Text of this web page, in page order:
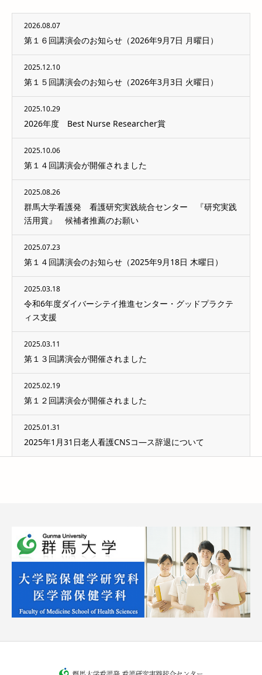
2026.08.07
第１６回講演会のお知らせ（2026年9月7日 月曜日）
2025.12.10
第１５回講演会のお知らせ（2026年3月3日 火曜日）
2025.10.29
2026年度 Best Nurse Researcher賞
2025.10.06
第１４回講演会が開催されました
2025.08.26
群馬大学看護発 看護研究実践統合センター 『研究実践
活用賞』 候補者推薦のお願い
2025.07.23
第１４回講演会のお知らせ（2025年9月18日 木曜日）
2025.03.18
令和6年度ダイバーシテイ推進センター・グッドプラクテ
ィス支援
2025.03.11
第１３回講演会が開催されました
2025.02.19
第１２回講演会が開催されました
2025.01.31
2025年1月31日老人看護CNSコ―ス辞退について